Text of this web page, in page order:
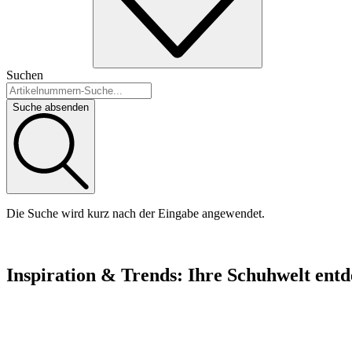
Suchen
Suche absenden
Die Suche wird kurz nach der Eingabe angewendet.
Inspiration & Trends: Ihre Schuhwelt